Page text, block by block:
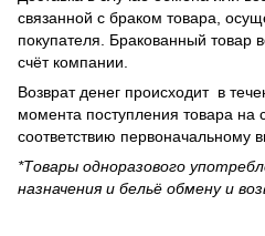
связанной с браком товара,
покупателя. Бракованный товар
счёт компании.
Возврат денег происходит в
момента поступления товара на
соответствию первоначальному
*Товары одноразового
назначения и бельё обмену и